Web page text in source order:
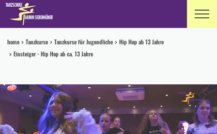
home Tanzkurse Tanzkurse für Jugendliche
Hip Hop ab 13 Jahre
Einsteiger - Hip Hop ab ca. 13 Jahre